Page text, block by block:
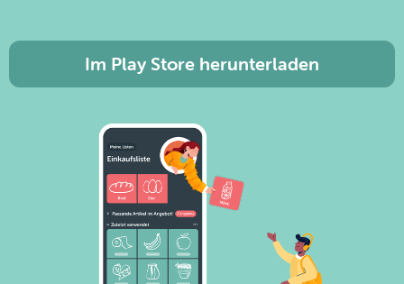
Im Play Store herunterladen